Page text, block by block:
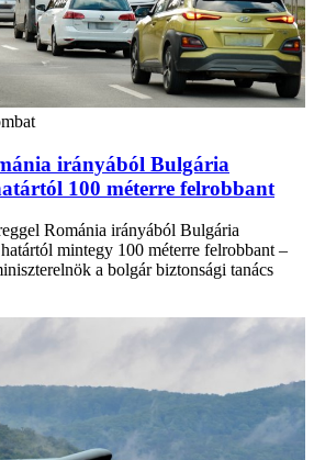
irányából Bulgária
100 méterre felrobbant
Románia irányából Bulgária
mintegy 100 méterre felrobbant –
a bolgár biztonsági tanács